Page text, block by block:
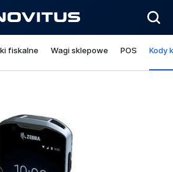
fiskalne Wagi sklepowe POS Kody